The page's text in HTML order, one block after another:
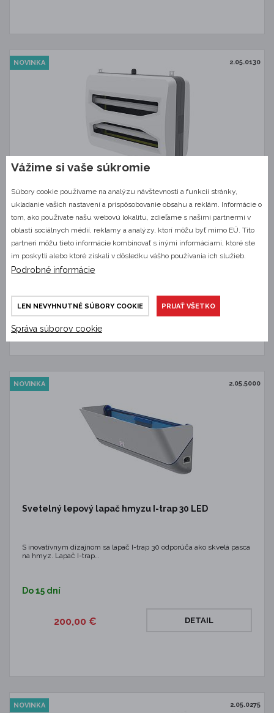
2.05.0130
NOVINKA
Svetelný lepový lapač hmyzu I-trap 125 LED WP IP 65
Efektívny a overený dizajn lapača hmyzu I-trap 125 LED je ideálne
riešenie na hubenie…
Do 10 dnů
564,18 €
2.05.5000
NOVINKA
Svetelný lepový lapač hmyzu I-trap 30 LED
S inovatívnym dizajnom sa lapač I-trap 30 odporúča ako skvelá pasca
na hmyz. Lapač I-trap…
Do 15 dní
200,00 € DETAIL
2.05.0275
NOVINKA
Vážime si vaše súkromie
Súbory cookie používame na analýzu návštevnosti a funkcií stránky,
ukladanie vašich nastavení a prispôsobovanie obsahu a reklám. Informácie o
tom, ako používate našu webovú lokalitu, zdieľame s našimi partnermi v
oblasti sociálnych médií, reklamy a analýzy, ktorí môžu byť mimo EÚ. Títo
partneri môžu tieto informácie kombinovať s inými informáciami, ktoré ste
im poskytli alebo ktoré získali v dôsledku vášho používania ich služieb.
Podrobné informácie
LEN NEVYHNUTNÉ SÚBORY COOKIE PRIJAŤ VŠETKO
Správa súborov cookie